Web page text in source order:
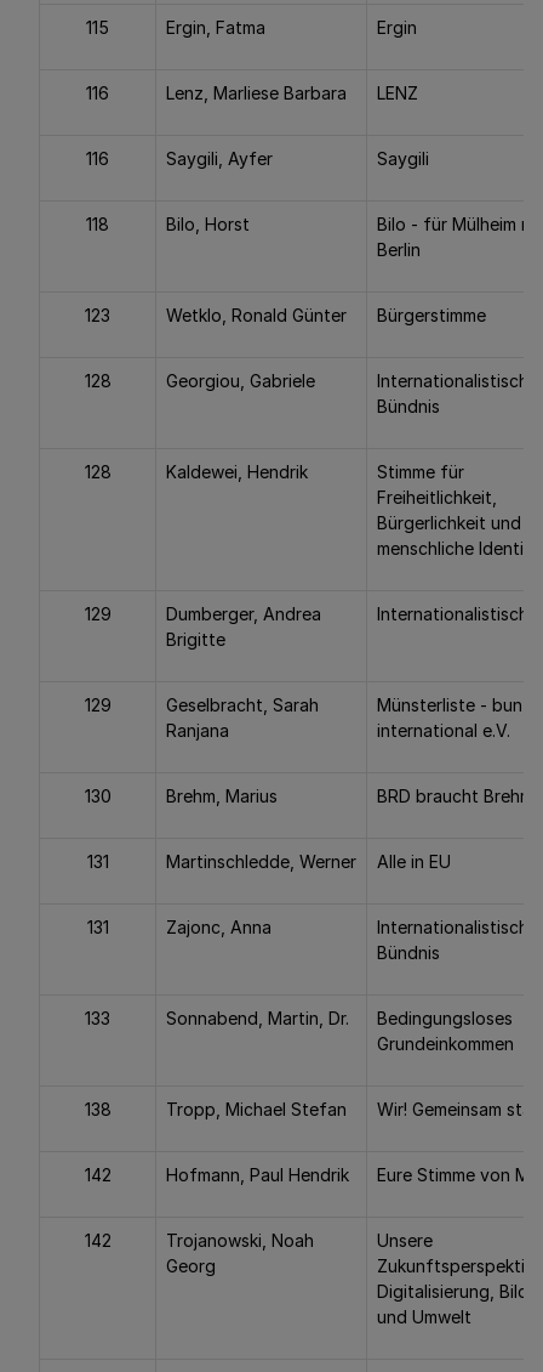
115 Ergin, Fatma Ergin
116 Lenz, Marliese Barbara LENZ
116 Saygili, Ayfer Saygili
118 Bilo, Horst
Bilo - für Mülheim
Berlin
123 Wetklo, Ronald Günter Bürgerstimme
128 Georgiou, Gabriele
Bündnis
128 Kaldewei, Hendrik
Stimme für
Freiheitlichkeit,
Bürgerlichkeit und
menschliche
129
Dumberger, Andrea
Brigitte
Internationalistische
129
Geselbracht, Sarah
Ranjana
Münsterliste - bunt
international e.V.
130 Brehm, Marius BRD braucht Brehm
131 Martinschledde, Werner Alle in EU
131 Zajonc, Anna
Bündnis
133 Sonnabend, Martin, Dr.
Bedingungsloses
Grundeinkommen
138 Tropp, Michael Stefan Wir! Gemeinsam
142 Hofmann, Paul Hendrik Eure Stimme von
142
Trojanowski, Noah
Georg
Unsere
Digitalisierung,
und Umwelt